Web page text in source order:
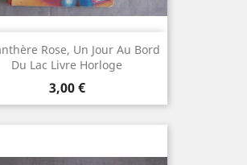
Rose, Un Jour Au Bord
Du Lac Livre Horloge
Prix
3,00 €